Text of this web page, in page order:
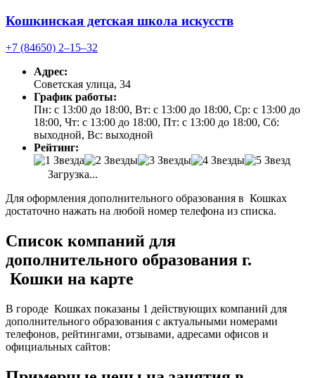
Кошкинская детская школа искусств
+7 (84650) 2‒15‒32
Адрес:
Советская улица, 34
График работы:
Пн: с 13:00 до 18:00, Вт: с 13:00 до 18:00, Ср: с 13:00 до
18:00, Чт: с 13:00 до 18:00, Пт: с 13:00 до 18:00, Сб:
выходной, Вс: выходной
Рейтинг:
Загрузка...
Для оформления дополнительного образования в Кошках
достаточно нажать на любой номер телефона из списка.
Список компаний для
дополнительного образования г.
Кошки на карте
В городе Кошках показаны 1 действующих компаний для
дополнительного образования с актуальными номерами
телефонов, рейтингами, отзывами, адресами офисов и
официальных сайтов: